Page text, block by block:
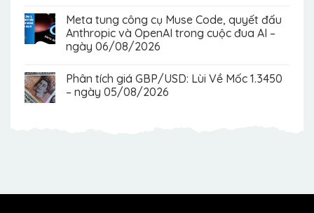
Meta tung công cụ Muse Code, quyết đấu
Anthropic và OpenAI trong cuộc đua AI –
ngày 06/08/2026
Phân tích giá GBP/USD: Lùi Về Mốc 1.3450
– ngày 05/08/2026